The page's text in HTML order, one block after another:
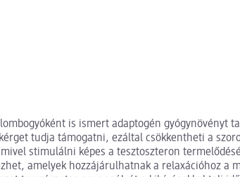
is ismert adaptogén
tudja támogatni, ezáltal csökkentheti a
stimulálni képes a tesztoszteron
amelyek hozzájárulhatnak a relaxációhoz a